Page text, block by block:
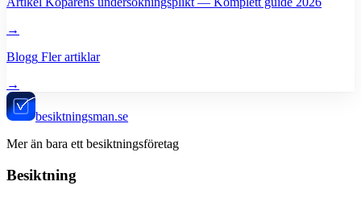
→
Blogg Fler artiklar
→
besiktningsman.se
Mer än bara ett besiktningsföretag
Besiktning